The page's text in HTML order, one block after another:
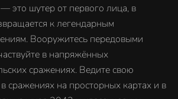
это шутер от первого лица, в
к легендарным
Вооружитесь передовыми
в напряжённых
сражениях. Ведите свою
сражениях на просторных картах и в